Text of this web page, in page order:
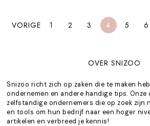
VORIGE 1 2 3 4 5 6
OVER SNIZOO
Snizoo richt zich op zaken die te maken
ondernemen en andere handige tips. Onze
zelfstandige ondernemers die op zoek zijn
en tools om hun bedrijf naar een hoger
artikelen en verbreed je kennis!